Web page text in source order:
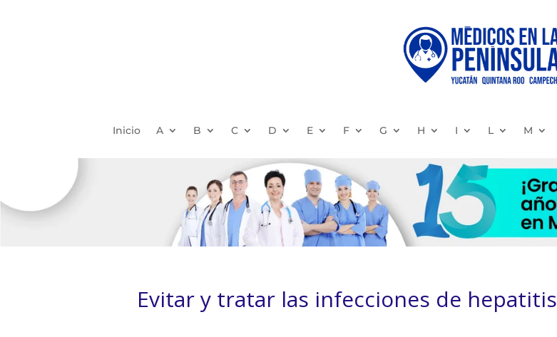
Inicio A B C D E F G H I L M
Evitar y tratar las infecciones de hepatitis